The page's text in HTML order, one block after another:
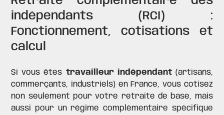
indépendants (RCI) :
Fonctionnement, cotisations et
calcul
Si vous êtes travailleur indépendant(artisans,
commerçants, industriels) en France, vous cotisez
non seulement pour votre retraite de base, mais
aussi pour un régime complémentaire spécifique